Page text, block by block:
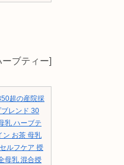
ブティー]
超の産院採
レンド 30
乳 ハーブテ
ン お茶 母乳
ルフケア 授
母乳 混合授